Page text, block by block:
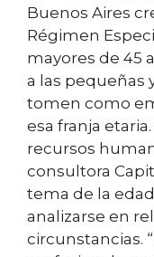
Buenos Aires
Régimen
mayores de 45
a las pequeñas
tomen como
esa franja
recursos
consultora
tema de la
analizarse en
circunstancias.